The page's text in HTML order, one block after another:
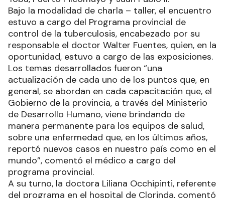
Bajo la modalidad de charla – taller, el encuentro
estuvo a cargo del Programa provincial de
control de la tuberculosis, encabezado por su
responsable el doctor Walter Fuentes, quien, en la
oportunidad, estuvo a cargo de las exposiciones.
Los temas desarrollados fueron “una
actualización de cada uno de los puntos que, en
general, se abordan en cada capacitación que, el
Gobierno de la provincia, a través del Ministerio
de Desarrollo Humano, viene brindando de
manera permanente para los equipos de salud,
sobre una enfermedad que, en los últimos años,
reportó nuevos casos en nuestro país como en el
mundo”, comentó el médico a cargo del
programa provincial.
A su turno, la doctora Liliana Occhipinti, referente
del programa en el hospital de Clorinda, comentó